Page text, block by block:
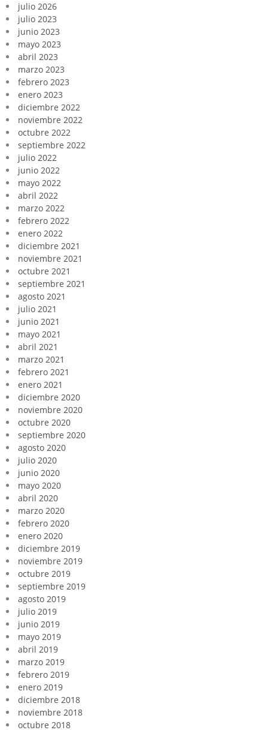
julio 2026
julio 2023
junio 2023
mayo 2023
abril 2023
marzo 2023
febrero 2023
enero 2023
diciembre 2022
noviembre 2022
octubre 2022
septiembre 2022
julio 2022
junio 2022
mayo 2022
abril 2022
marzo 2022
febrero 2022
enero 2022
diciembre 2021
noviembre 2021
octubre 2021
septiembre 2021
agosto 2021
julio 2021
junio 2021
mayo 2021
abril 2021
marzo 2021
febrero 2021
enero 2021
diciembre 2020
noviembre 2020
octubre 2020
septiembre 2020
agosto 2020
julio 2020
junio 2020
mayo 2020
abril 2020
marzo 2020
febrero 2020
enero 2020
diciembre 2019
noviembre 2019
octubre 2019
septiembre 2019
agosto 2019
julio 2019
junio 2019
mayo 2019
abril 2019
marzo 2019
febrero 2019
enero 2019
diciembre 2018
noviembre 2018
octubre 2018